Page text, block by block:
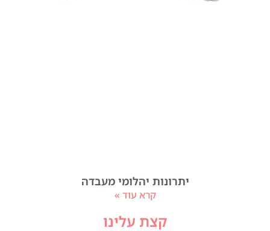
יתרונות יהלומי מעבדה
קרא עוד »
קצת עלינו